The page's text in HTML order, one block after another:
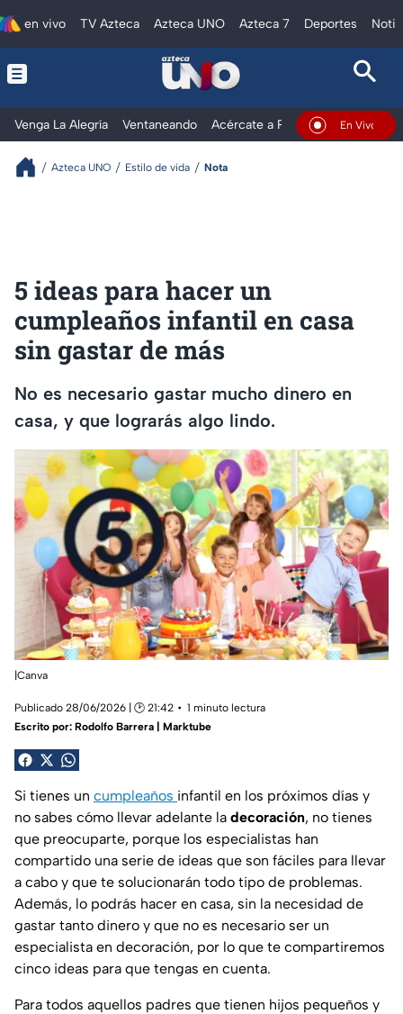
en vivo TV Azteca Azteca UNO Azteca 7 Deportes
Venga La Alegría Ventaneando Acércate a Rocío Al Extremo
En Vivo
Azteca UNO Estilo de vida Nota
5 ideas para hacer un
cumpleaños infantil en casa
sin gastar de más
No es necesario gastar mucho dinero en
casa, y que lograrás algo lindo.
|Canva
Publicado 28/06/2026 | 🕑 21:42
1 minuto lectura
Escrito por: Rodolfo Barrera | Marktube
Si tienes un cumpleaños infantil en los próximos días y
no sabes cómo llevar adelante la decoración, no tienes
que preocuparte, porque los especialistas han
compartido una serie de ideas que son fáciles para llevar
a cabo y que te solucionarán todo tipo de problemas.
Además, lo podrás hacer en casa, sin la necesidad de
gastar tanto dinero y que no es necesario ser un
especialista en decoración, por lo que te compartiremos
cinco ideas para que tengas en cuenta.
Para todos aquellos padres que tienen hijos pequeños y